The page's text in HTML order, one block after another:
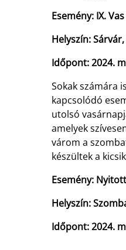
Esemény: IX.
Helyszín:
Időpont: 2024.
Sokak számára
kapcsolódó
utolsó
amelyek
várom a
készültek a
Esemény:
Helyszín:
Időpont: 2024.